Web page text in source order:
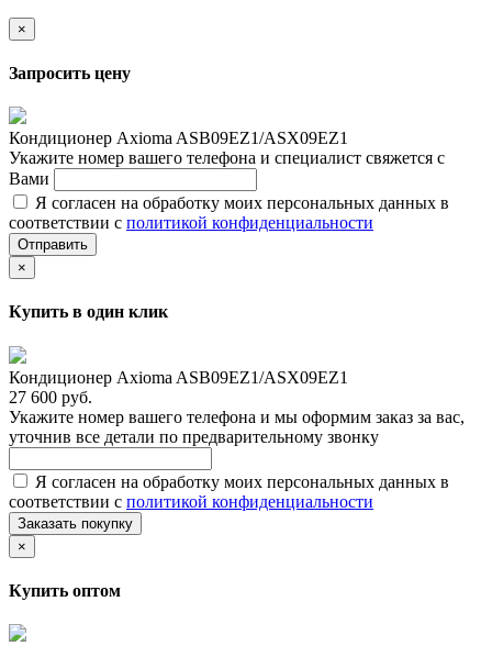
×
Запросить цену
Кондиционер Axioma ASB09EZ1/ASX09EZ1
Укажите номер вашего телефона и специалист свяжется с
Вами
Я согласен на обработку моих персональных данных в
соответствии с политикой конфиденциальности
Отправить
×
Купить в один клик
Кондиционер Axioma ASB09EZ1/ASX09EZ1
27 600 руб.
Укажите номер вашего телефона и мы оформим заказ за вас,
уточнив все детали по предварительному звонку
Я согласен на обработку моих персональных данных в
соответствии с политикой конфиденциальности
Заказать покупку
×
Купить оптом